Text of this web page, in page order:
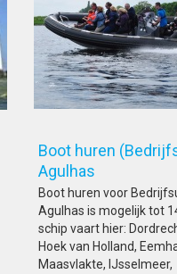
Boot huren
Agulhas
Boot huren voor
Agulhas is mogelijk tot
schip vaart hier:
Hoek van Holland,
Maasvlakte, IJsselmeer,